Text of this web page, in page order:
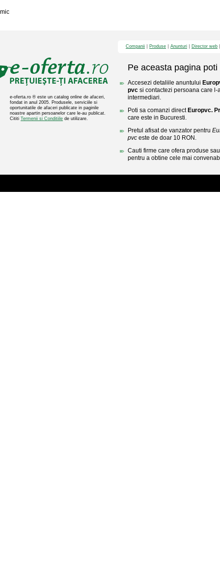
mic
e-oferta.ro ® este un catalog online de afaceri,
fondat in anul 2005. Produsele, serviciile si
oportunitatile de afaceri publicate in paginile
noastre apartin persoanelor care le-au publicat.
Cititi Termenii si Conditiile de utilizare.
Companii Produse Anunturi Director web
Pe aceasta pagina poti
Accesezi detaliile anuntului
pvc si contactezi persoana care
intermediari.
Poti sa comanzi direct Europvc.
care este in Bucuresti.
Pretul afisat de vanzator pentru
pvc este de doar 10 RON.
Cauti firme care ofera produse
pentru a obtine cele mai